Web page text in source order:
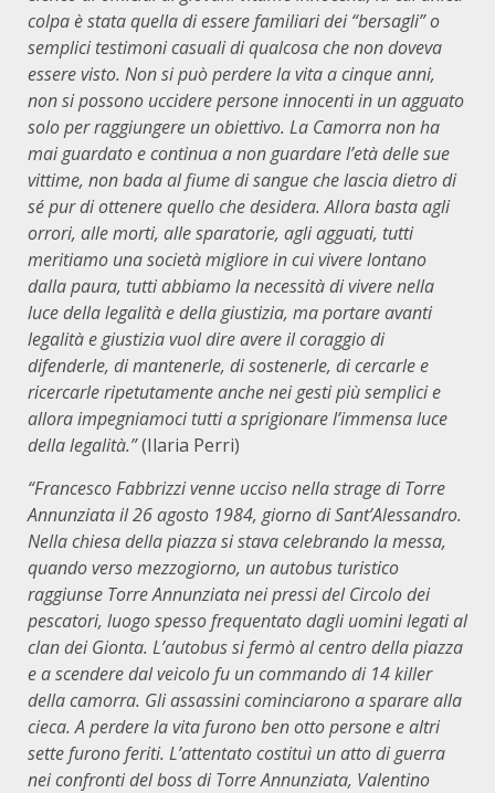
colpa èstata quella diessere familiari dei “bersagli” o
semplici testimoni casuali diqualcosa che non doveva
essere visto. Non si può perdere la vita a cinque anni,
non si possono uccidere persone innocenti in un agguato
solo per raggiungere un obiettivo. La Camorra non ha
mai guardato e continua a non guardare l’età delle sue
vittime, non bada al fiume di sangue che lascia dietro di
sé pur di ottenere quello che desidera. Allora basta agli
orrori, alle morti, alle sparatorie, agli agguati, tutti
meritiamo una società migliore in cui vivere lontano
dalla paura, tutti abbiamo la necessità di vivere nella
luce della legalità e della giustizia, ma portare avanti
legalità e giustizia vuol dire avere il coraggio di
difenderle, di mantenerle, di sostenerle, di cercarle e
ricercarle ripetutamente anche nei gesti più semplici e
allora impegniamoci tutti a sprigionare l’immensa luce
della legalità.”(Ilaria Perri)
“Francesco Fabbrizzi venne ucciso nella strage di Torre
Annunziata il 26 agosto 1984, giorno di Sant’Alessandro.
Nella chiesa della piazza si stavacelebrando la messa,
quando verso mezzogiorno, un autobus turistico
raggiunse Torre Annunziata nei pressi del Circolo dei
pescatori, luogo spesso frequentato dagli uomini legati al
clan dei Gionta. L’autobus si fermòal centro della piazza
e a scendere dal veicolofu un commando di 14 killer
della camorra. Gli assassini cominciaronoa sparare alla
cieca. A perdere la vitafurono benotto persone ealtri
settefuronoferiti. L’attentato costituì un atto di guerra
nei confronti del boss di Torre Annunziata, Valentino